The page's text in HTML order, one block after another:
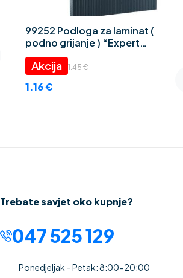
99252 Podloga za laminat (
podno grijanje ) “Expert
Thermo CEZAR” 2 mm
1.45€
1.16€
Trebate savjet oko kupnje?
047 525 129
Ponedjeljak – Petak: 8:00-20:00